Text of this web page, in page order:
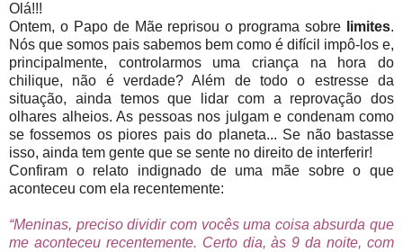
Olá!!!
Ontem, o Papo de Mãe reprisou o programa sobre
limites.
Nós que somos pais sabemos bem como é difícil impô-los e,
principalmente, controlarmos uma criança na hora do
chilique, não é verdade? Além de todo o estresse da
situação, ainda temos que lidar com a reprovação dos
olhares alheios. As pessoas nos julgam e condenam como
se fossemos os piores pais do planeta... Se não bastasse
isso, ainda tem gente que se sente no direito de interferir!
Confiram o relato indignado de uma mãe sobre o que
aconteceu com ela recentemente:
“Meninas, preciso dividir com vocês uma coisa absurda que
me aconteceu recentemente. Certo dia, às 9 da noite, com